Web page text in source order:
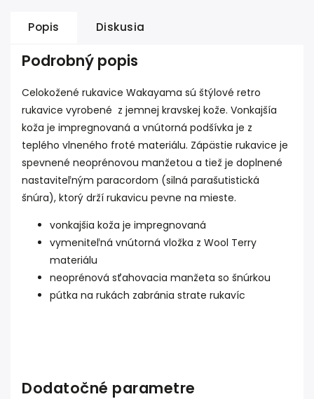
Popis Diskusia
Podrobný popis
Celokožené rukavice Wakayama sú štýlové retro
rukavice vyrobené z jemnej kravskej kože. Vonkajšía
koža je impregnovaná a vnútorná podšívka je z
teplého vlneného froté materiálu. Zápästie rukavice je
spevnené neoprénovou manžetou a tiež je doplnené
nastaviteľným paracordom (silná parašutistická
šnúra), ktorý drží rukavicu pevne na mieste.
vonkajšia koža je impregnovaná
vymeniteľná vnútorná vložka z Wool Terry
materiálu
neoprénová sťahovacia manžeta so šnúrkou
pútka na rukách zabránia strate rukavíc
Dodatočné parametre